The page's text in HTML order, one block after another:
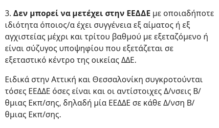
3. Δεν μπορεί να μετέχει στην ΕΕΔΔΕ με οποιαδήποτε
ιδιότητα όποιος/α έχει συγγένεια εξ αίματος ή εξ
αγχιστείας μέχρι και τρίτου βαθμού με εξεταζόμενο ή
είναι σύζυγος υποψηφίου που εξετάζεται σε
εξεταστικό κέντρο της οικείας ΔΔΕ.
Ειδικά στην Αττική και Θεσσαλονίκη συγκροτούνται
τόσες ΕΕΔΔΕ όσες είναι και οι αντίστοιχες Δ/νσεις Β/
θμιας Εκπ/σης, δηλαδή μία ΕΕΔΔΕ σε κάθε Δ/νση Β/
θμιας Εκπ/σης.